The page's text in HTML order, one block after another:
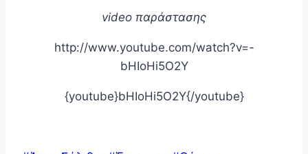
video παράστασης
http://www.youtube.com/watch?v=-
bHIoHi5O2Y
{youtube}bHIoHi5O2Y{/youtube}